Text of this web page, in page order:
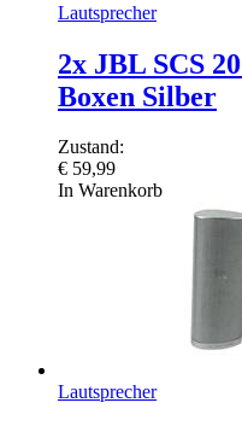
Lautsprecher
2x JBL SCS
Boxen Silber
Zustand:
€ 59,99
In Warenkorb
Lautsprecher